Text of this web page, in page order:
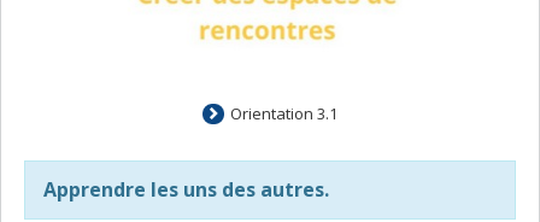
Orientation 3.1
Apprendre les uns des autres.